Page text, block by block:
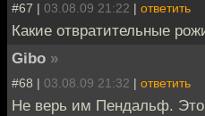
#67 | 03.08.09 21:22 | ответить
Какие отвратительные
Gibo »
#68 | 03.08.09 21:32 | ответить
Не верь им Пендальф. Это